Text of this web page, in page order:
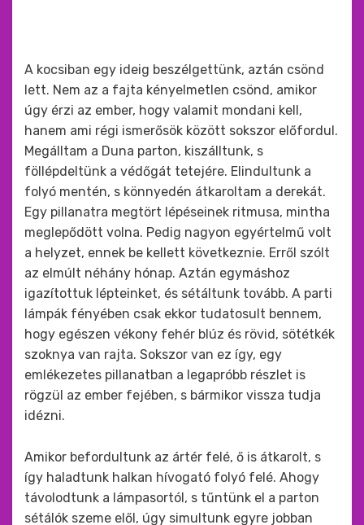
A kocsiban egy ideig beszélgettünk, aztán csönd
lett. Nem az a fajta kényelmetlen csönd, amikor
úgy érzi az ember, hogy valamit mondani kell,
hanem ami régi ismerősök között sokszor előfordul.
Megálltam a Duna parton, kiszálltunk, s
föllépdeltünk a védőgát tetejére. Elindultunk a
folyó mentén, s könnyedén átkaroltam a derekát.
Egy pillanatra megtört lépéseinek ritmusa, mintha
meglepődött volna. Pedig nagyon egyértelmű volt
a helyzet, ennek be kellett következnie. Erről szólt
az elmúlt néhány hónap. Aztán egymáshoz
igazítottuk lépteinket, és sétáltunk tovább. A parti
lámpák fényében csak ekkor tudatosult bennem,
hogy egészen vékony fehér blúz és rövid, sötétkék
szoknya van rajta. Sokszor van ez így, egy
emlékezetes pillanatban a legapróbb részlet is
rögzül az ember fejében, s bármikor vissza tudja
idézni.
Amikor befordultunk az ártér felé, ő is átkarolt, s
így haladtunk halkan hívogató folyó felé. Ahogy
távolodtunk a lámpasortól, s tűntünk el a parton
sétálók szeme elől, úgy simultunk egyre jobban